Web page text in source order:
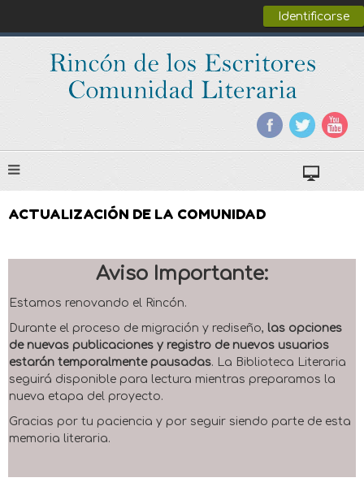
Identificarse
ACTUALIZACIÓN DE LA COMUNIDAD
Aviso Importante:
Estamos renovando el Rincón.
Durante el proceso de migración y rediseño, las opciones
de nuevas publicaciones y registro de nuevos usuarios
estarán temporalmente pausadas. La Biblioteca Literaria
seguirá disponible para lectura mientras preparamos la
nueva etapa del proyecto.
Gracias por tu paciencia y por seguir siendo parte de esta
memoria literaria.